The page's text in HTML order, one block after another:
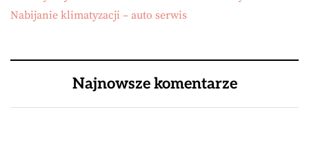
Nabijanie klimatyzacji – auto serwis
Najnowsze komentarze